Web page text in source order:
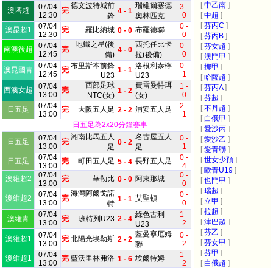
澳塔超
07/04
12:30
完
德文波特城前
鋒
4 - 1
瑞維爾塞德
奧林匹克
3 -
0
澳昆超1
07/04
12:30
完 羅比納城 0 - 0 布羅德聯
0 -
0
南澳後超
07/04
12:45
完
地鐵之星(後
備)
4 - 0
西托任比卡
拉(後備)
0 -
0
澳昆國青
07/04
12:45 完 布里斯本前鋒
U23
1 - 1 洛根利泰檸
U23
0 -
1
西澳女超
07/04
13:00
完
西部足球
NTC(女)
1 - 2
費雷曼特珥
(女)
1 -
0
日五足
07/04
13:00
完 大阪五人足 2 - 2 浦安五人足
2 -
1
日五足為2x20分鐘赛事
日五足
07/04
13:00
完
湘南比馬五人
足
0 - 2
名古屋五人
足
0 -
1
日五足
07/04
13:00
完 町田五人足 5 - 4 長野五人足
0 -
4
澳維超2
07/04
13:00
完 華勒比 0 - 0 阿東那城
0 -
0
澳維超2
07/04
13:00
完
海灣阿爾戈諾
特
1 - 1 艾聖頓
0 -
0
澳維青
07/04
13:00 完 班特列U23 2 - 4 綠色古利
U23
1 -
2
澳維超1
07/04
13:00
完 北陽光埃勒斯 2 - 2
藍曼寧厄姆
聯
0 -
2
澳維超1
07/04
13:00
完 藍沃里林弗洛 1 - 6 埃爾特姆
1 -
2
[中乙南 ]
[中超 ]
[芬丙C ]
[芬丙B ]
[芬女超 ]
[澳門甲 ]
[挪甲 ]
[哈薩超 ]
[芬丙A]
[芬超 ]
[不丹超 ]
[白俄甲 ]
[愛沙丙 ]
[愛沙乙 ]
[愛青聯 ]
[世女少預 ]
[歐青U19 ]
[也門甲 ]
[瑞超 ]
[立甲 ]
[拉超 ]
[津巴超 ]
[芬乙 ]
[芬女甲 ]
[芬甲 ]
[白俄超 ]